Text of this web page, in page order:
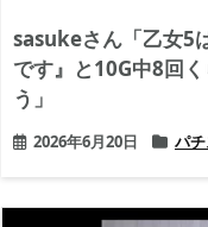
sasukeさん「乙女5
です』と10G中8回
う」
2026年6月20日 パ